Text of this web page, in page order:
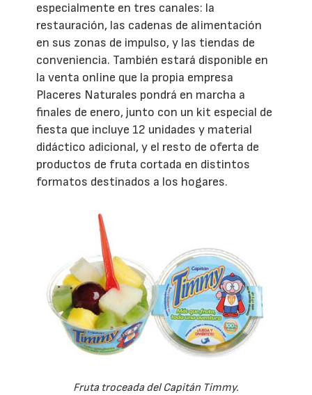
especialmente en tres canales: la
restauración, las cadenas de alimentación
en sus zonas de impulso, y las tiendas de
conveniencia. También estará disponible en
la venta online que la propia empresa
Placeres Naturales pondrá en marcha a
finales de enero, junto con un kit especial de
fiesta que incluye 12 unidades y material
didáctico adicional, y el resto de oferta de
productos de fruta cortada en distintos
formatos destinados a los hogares.
Fruta troceada del Capitán Timmy.